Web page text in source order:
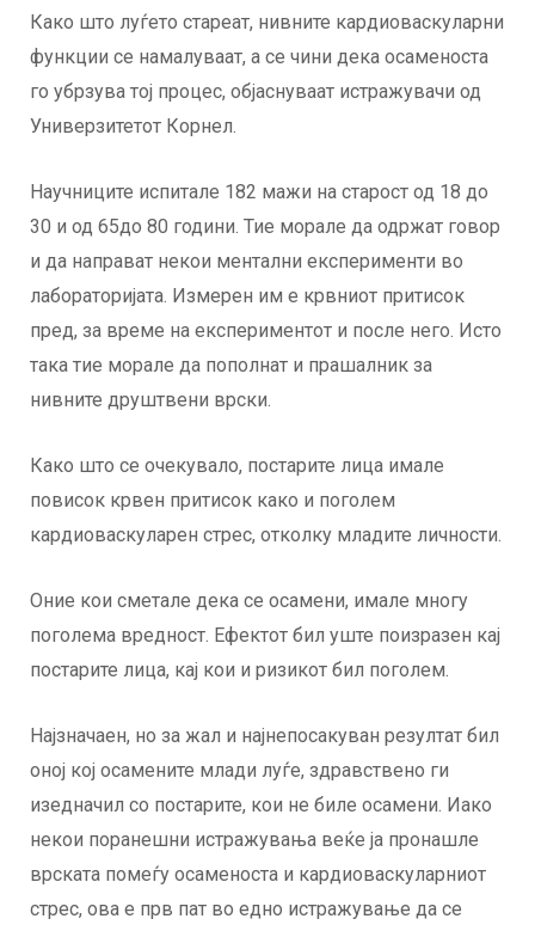
Како што луѓето стареат, нивните кардиоваскуларни
функции се намалуваат, а се чини дека осаменоста
го убрзува тој процес, објаснуваат истражувачи од
Универзитетот Корнел.
Научниците испитале 182 мажи на старост од 18 до
30 и од 65до 80 години. Тие морале да одржат говор
и да направат некои ментални експерименти во
лабораторијата. Измерен им е крвниот притисок
пред, за време на експериментот и после него. Исто
така тие морале да пополнат и прашалник за
нивните друштвени врски.
Како што се очекувало, постарите лица имале
повисок крвен притисок како и поголем
кардиоваскуларен стрес, отколку младите личности.
Оние кои сметале дека се осамени, имале многу
поголема вредност. Ефектот бил уште поизразен кај
постарите лица, кај кои и ризикот бил поголем.
Најзначаен, но за жал и најнепосакуван резултат бил
оној кој осамените млади луѓе, здравствено ги
изедначил со постарите, кои не биле осамени. Иако
некои поранешни истражувања веќе ја пронашле
врската помеѓу осаменоста и кардиоваскуларниот
стрес, ова е прв пат во едно истражување да се